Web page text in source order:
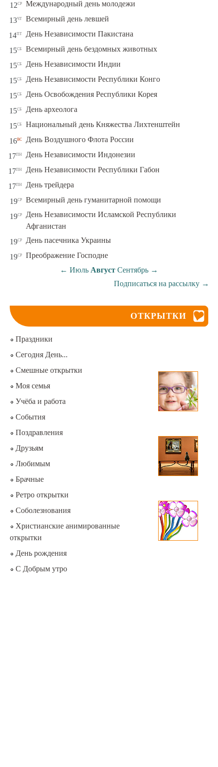
12ср Международный день молодежи
13чт Всемирный день левшей
14пт День Независимости Пакистана
15сб Всемирный день бездомных животных
15сб День Независимости Индии
15сб День Независимости Республики Конго
15сб День Освобождения Республики Корея
15сб День археолога
15сб Национальный день Княжества Лихтенштейн
16вс День Воздушного Флота России
17пн День Независимости Индонезии
17пн День Независимости Республики Габон
17пн День трейдера
19ср Всемирный день гуманитарной помощи
19ср
День Независимости Исламской Республики
Афганистан
19ср День пасечника Украины
19ср Преображение Господне
← Июль Август Сентябрь →
Подписаться на рассылку →
ОТКРЫТКИ
Праздники
Сегодня День...
Смешные открытки
Моя семья
Учёба и работа
События
Поздравления
Друзьям
Любимым
Брачные
Ретро открытки
Соболезнования
Христианские анимированные
открытки
День рождения
С Добрым утро